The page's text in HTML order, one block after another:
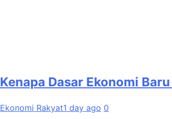
Kenapa Dasar Ekonomi
Ekonomi Rakyat1 day ago 0